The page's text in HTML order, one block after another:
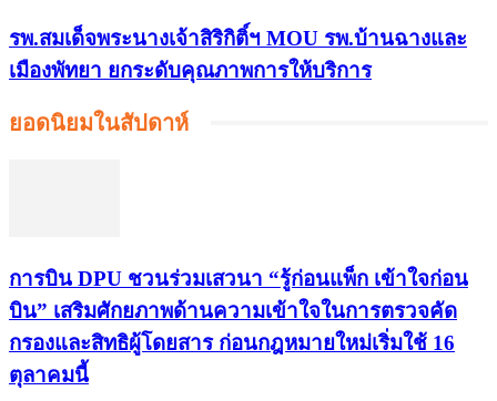
รพ.สมเด็จพระนางเจ้าสิริกิติ์ฯ MOU รพ.บ้านฉางและ
เมืองพัทยา ยกระดับคุณภาพการให้บริการ
ยอดนิยมในสัปดาห์
การบิน DPU ชวนร่วมเสวนา “รู้ก่อนแพ็ก เข้าใจก่อน
บิน” เสริมศักยภาพด้านความเข้าใจในการตรวจคัด
กรองและสิทธิผู้โดยสาร ก่อนกฎหมายใหม่เริ่มใช้ 16
ตุลาคมนี้